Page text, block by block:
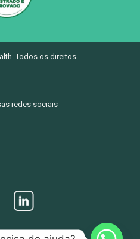
Todos os direitos
redes sociais